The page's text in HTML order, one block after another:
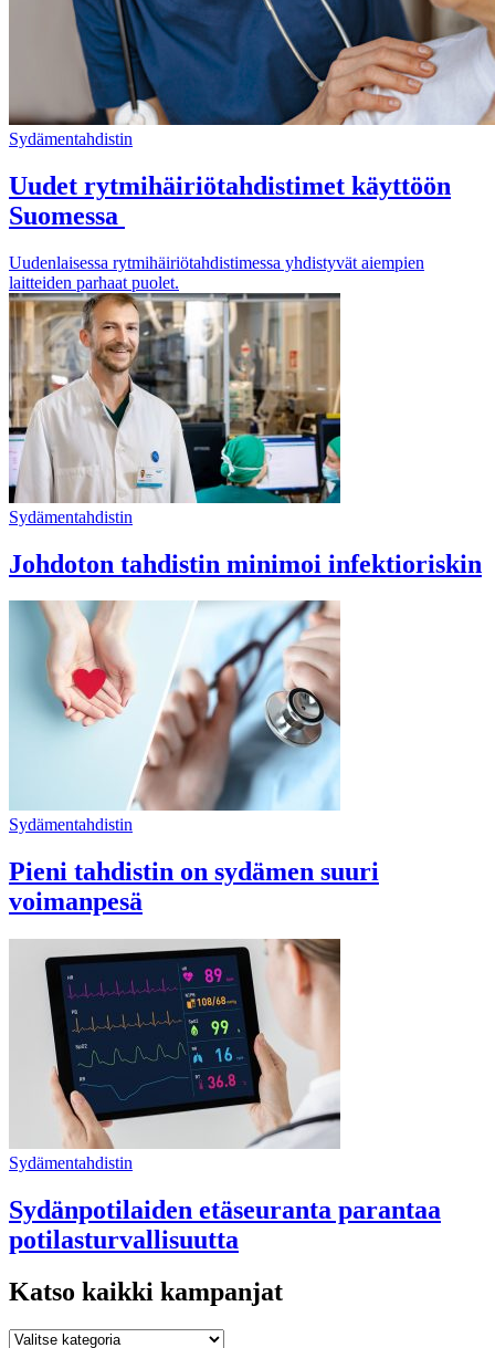
Sydämentahdistin
Uudet rytmihäiriötahdistimet käyttöön
Suomessa
Uudenlaisessa rytmihäiriötahdistimessa yhdistyvät aiempien
laitteiden parhaat puolet.
Sydämentahdistin
Johdoton tahdistin minimoi infektioriskin
Sydämentahdistin
Pieni tahdistin on sydämen suuri
voimanpesä
Sydämentahdistin
Sydänpotilaiden etäseuranta parantaa
potilasturvallisuutta
Katso kaikki kampanjat
Katso